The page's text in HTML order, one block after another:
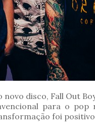
novo disco, Fall Out
para o
foi